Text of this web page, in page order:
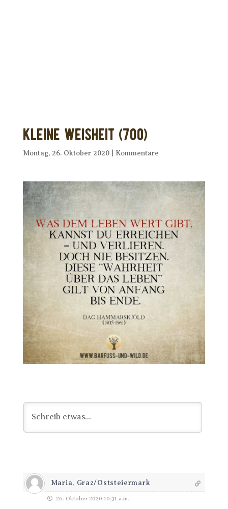
Kleine Weisheit (700)
Montag, 26. Oktober 2020| Kommentare
Maria, Graz/Oststeiermark
26. Oktober 2020 10:31 a.m.